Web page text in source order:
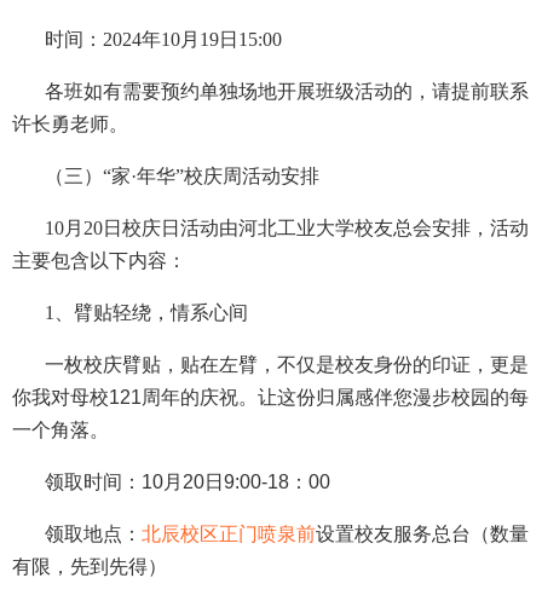
时间：2024年10月19日15:00
各班如有需要预约单独场地开展班级活动的，请提前联系
许长勇老师。
（三）“家·年华”校庆周活动安排
10月20日校庆日活动由河北工业大学校友总会安排，活动
主要包含以下内容：
1、臂贴轻绕，情系心间
一枚校庆臂贴，贴在左臂，不仅是校友身份的印证，更是
你我对母校121周年的庆祝。让这份归属感伴您漫步校园的每
一个角落。
领取时间 ：10月20日9:00-18：00
领取地点 ： 北辰校区正门喷泉前设置校友服务总台（数量
有限，先到先得）